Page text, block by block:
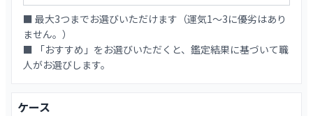
■ 最大3つまでお選びいただけます（運気1〜3に優劣はあり
ません。）
■ 「おすすめ」をお選びいただくと、鑑定結果に基づいて職
人がお選びします。
ケース